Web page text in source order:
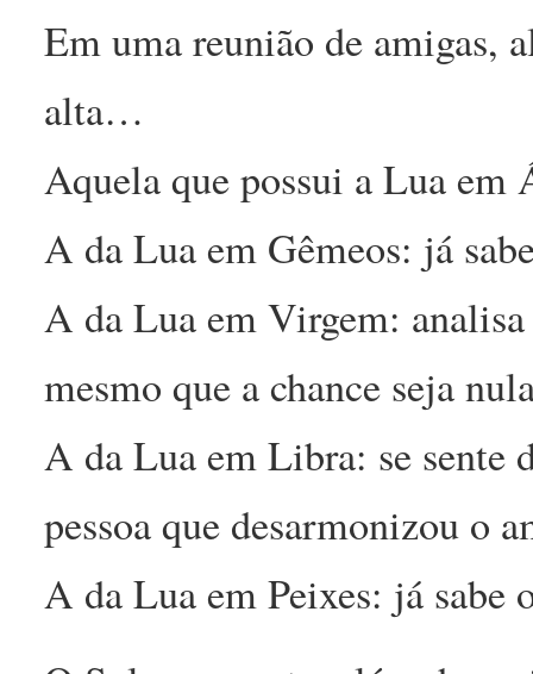
Em uma reunião de amigas,
alta…
Aquela que possui a Lua em
A da Lua em Gêmeos: já
A da Lua em Virgem: analisa
mesmo que a chance seja
A da Lua em Libra: se sente
pessoa que desarmonizou o
A da Lua em Peixes: já sabe